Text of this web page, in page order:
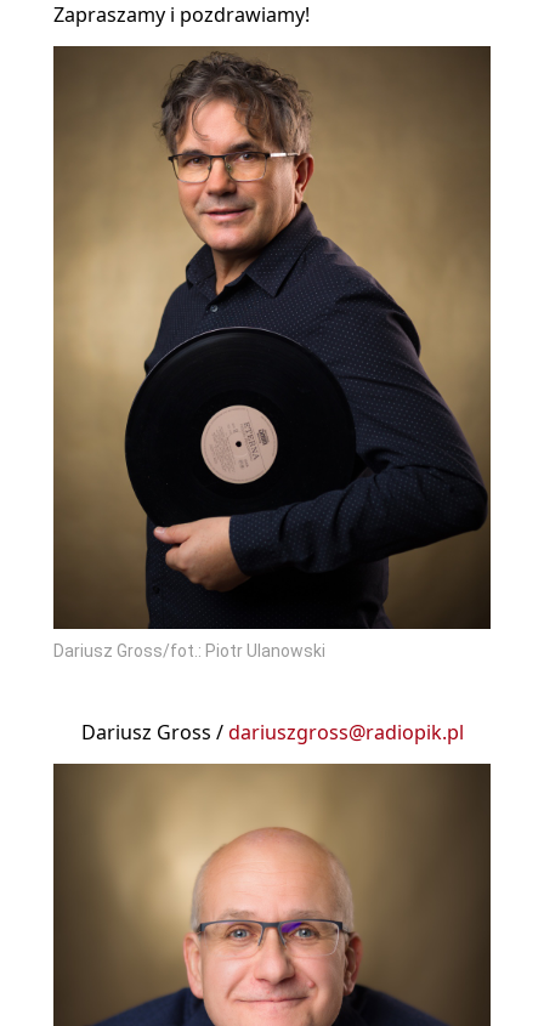
Zapraszamy i pozdrawiamy!
Dariusz Gross/fot.: Piotr Ulanowski
Dariusz Gross /dariuszgross@radiopik.pl